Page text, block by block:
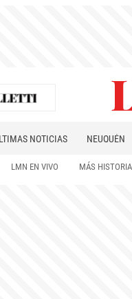
NOTICIAS NEUQUÉN
LMN EN VIVO MÁS